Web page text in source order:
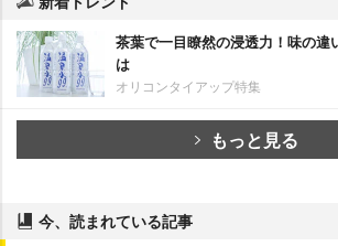
茶葉で一目瞭然の浸透力！味の違
は
オリコンタイアップ特集
もっと見る
今、読まれている記事